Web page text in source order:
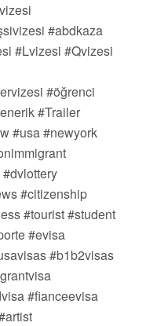
#abdkaza
#Lvizesi #Qvizesi
#öğrenci
#Trailer
#usa #newyork
#citizenship
#tourist #student
#evisa
#b1b2visas
#fianceevisa